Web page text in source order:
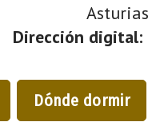
Dirección digital:
Dónde dormir